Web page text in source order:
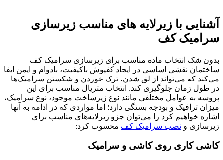
آشنایی با زیرلایه‌ های مناسب زیرسازی
سرامیک کف
بدون شک انتخاب ماده مناسب برای زیرسازی سرامیک کف
ساختمان نقشی اساسی در ایجاد کفپوش باکیفیت، بادوام و ایمن ایفا
می‌کند که می‌تواند از لق شدن، ترک خوردن و شکستن سرامیک‌ها
در طول زمان جلوگیری کند. انتخاب متریال مناسب برای این
پروسه به عوامل مختلفی مانند نوع زیرساخت موجود، نوع سرامیک،
میزان ترافیک و بودجه بستگی دارد؛ اما مواردی که در ادامه به آنها
اشاره خواهیم کرد را می‌توان جزو زیرلایه‌های مناسب برای
زیرسازی و نصب سرامیک کف محسوب کرد:
کاشی کاری روی کاشی و سرامیک